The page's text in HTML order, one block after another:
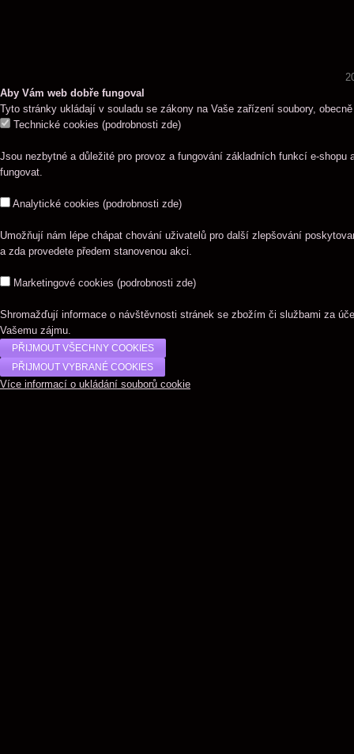
Aby Vám web dobře fungoval
Tyto stránky ukládají v souladu se zákony na Vaše zařízení soubory,
Technické cookies (podrobnosti zde)
Jsou nezbytné a důležité pro provoz a fungování základních funkcí e-
fungovat.
Analytické cookies (podrobnosti zde)
Umožňují nám lépe chápat chování uživatelů pro další zlepšování
a zda provedete předem stanovenou akci.
Marketingové cookies (podrobnosti zde)
Shromažďují informace o návštěvnosti stránek se zbožím či službami za
Vašemu zájmu.
Více informací o ukládání souborů cookie